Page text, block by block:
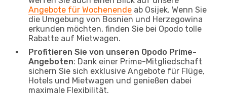
Angebote für Wochenende ab Osijek. Wenn Sie
die Umgebung von Bosnien und Herzegowina
erkunden möchten, finden Sie bei Opodo tolle
Rabatte auf Mietwagen.
Profitieren Sie von unseren Opodo Prime-
Angeboten: Dank einer Prime-Mitgliedschaft
sichern Sie sich exklusive Angebote für Flüge,
Hotels und Mietwagen und genießen dabei
maximale Flexibilität.